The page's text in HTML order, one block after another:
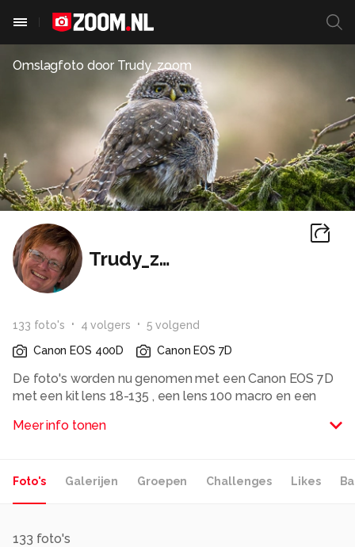
Omslagfoto door Trudy_zoom
Trudy_zoom
133 foto's 4 volgers 5 volgend
Canon EOS 400D
Canon EOS 7D
De foto's worden nu genomen met een Canon EOS 7D
met een kit lens 18-135 , een lens 100 macro en een
Ik ben een gebruiker van een SLR-cammera en het
Meer info tonen
Foto's Galerijen Groepen Challenges Likes
133 foto's